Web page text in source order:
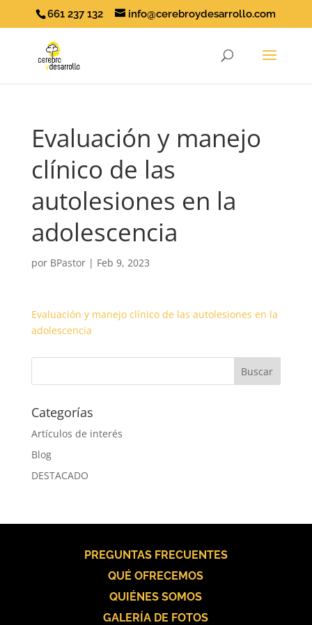
661 237 132 info@cerebroydesarrollo.com
Evaluación y manejo
clínico de las
autolesiones en la
adolescencia
por BPastor| Feb 9, 2023
Evaluación y manejo clínico de las autolesiones en la
adolescencia
Categorías
Artículos de interés
Blog
DESTACADO
PREGUNTAS FRECUENTES
QUÉ OFRECEMOS
QUIÉNES SOMOS
GALERÍA DE FOTOS